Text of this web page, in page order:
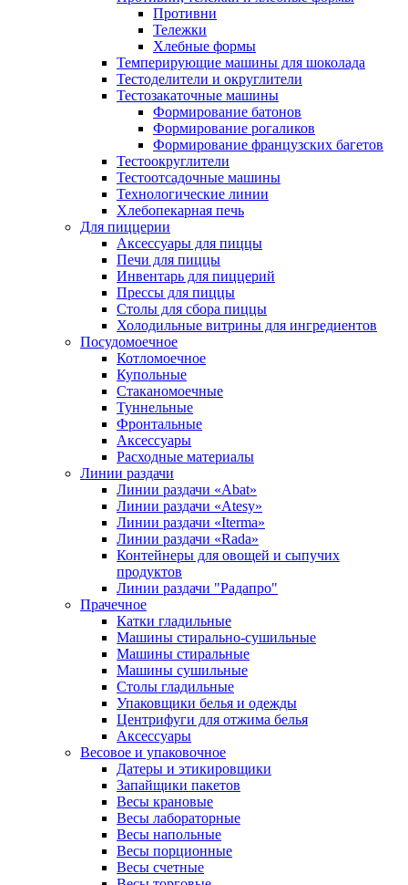
Противни
Тележки
Хлебные формы
Темперирующие машины для шоколада
Тестоделители и округлители
Тестозакаточные машины
Формирование батонов
Формирование рогаликов
Формирование французских багетов
Тестоокруглители
Тестоотсадочные машины
Технологические линии
Хлебопекарная печь
Для пиццерии
Аксессуары для пиццы
Печи для пиццы
Инвентарь для пиццерий
Прессы для пиццы
Столы для сбора пиццы
Холодильные витрины для ингредиентов
Посудомоечное
Котломоечное
Купольные
Стаканомоечные
Туннельные
Фронтальные
Аксессуары
Расходные материалы
Линии раздачи
Линии раздачи «Abat»
Линии раздачи «Atesy»
Линии раздачи «Iterma»
Линии раздачи «Rada»
Контейнеры для овощей и сыпучих
продуктов
Линии раздачи "Радапро"
Прачечное
Катки гладильные
Машины стирально-сушильные
Машины стиральные
Машины сушильные
Столы гладильные
Упаковщики белья и одежды
Центрифуги для отжима белья
Аксессуары
Весовое и упаковочное
Датеры и этикировщики
Запайщики пакетов
Весы крановые
Весы лабораторные
Весы напольные
Весы порционные
Весы счетные